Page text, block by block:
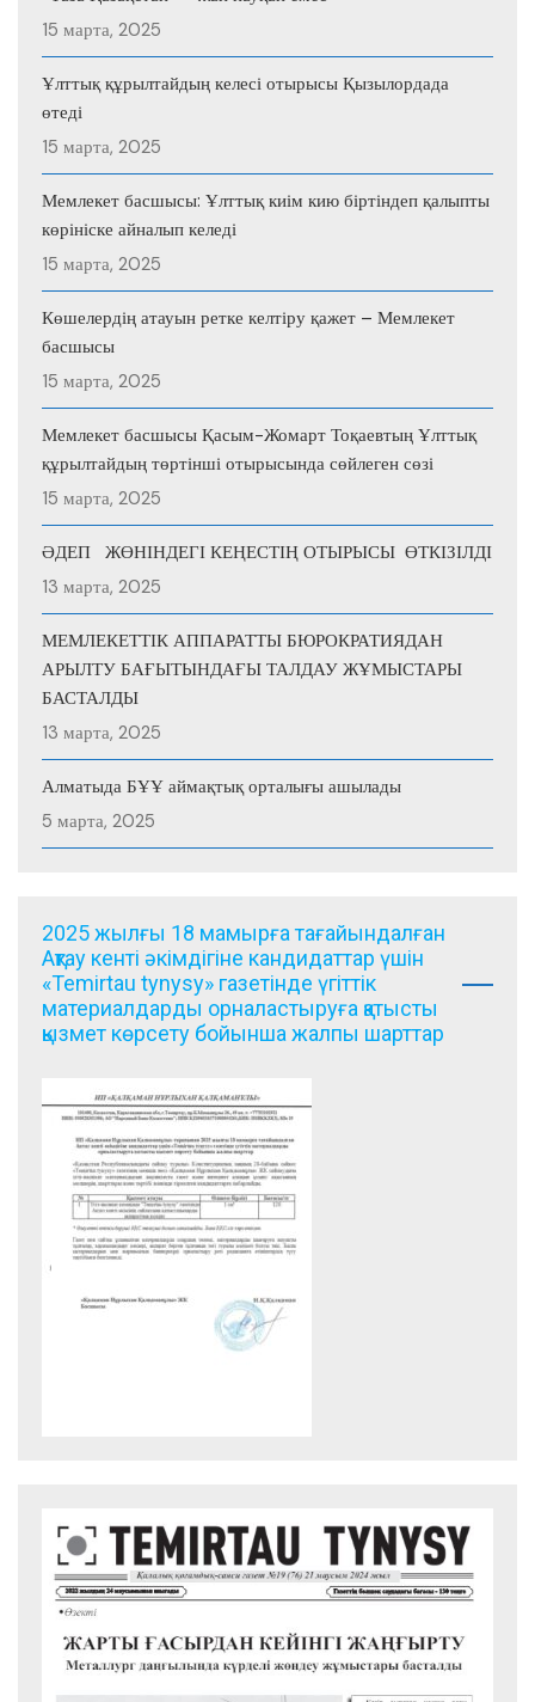
15 марта, 2025
Ұлттық құрылтайдың келесі отырысы Қызылордада
өтеді
15 марта, 2025
Мемлекет басшысы: Ұлттық киім кию біртіндеп қалыпты
көрініске айналып келеді
15 марта, 2025
Көшелердің атауын ретке келтіру қажет – Мемлекет
басшысы
15 марта, 2025
Мемлекет басшысы Қасым-Жомарт Тоқаевтың Ұлттық
құрылтайдың төртінші отырысында сөйлеген сөзі
15 марта, 2025
ӘДЕП ЖӨНІНДЕГІ КЕҢЕСТІҢ ОТЫРЫСЫ ӨТКІЗІЛДІ
13 марта, 2025
МЕМЛЕКЕТТІК АППАРАТТЫ БЮРОКРАТИЯДАН
АРЫЛТУ БАҒЫТЫНДАҒЫ ТАЛДАУ ЖҰМЫСТАРЫ
БАСТАЛДЫ
13 марта, 2025
Алматыда БҰҰ аймақтық орталығы ашылады
5 марта, 2025
2025 жылғы 18 мамырға тағайындалған
Ақтау кенті әкімдігіне кандидаттар үшін
«Temirtau tynysy» газетінде үгіттік
материалдарды орналастыруға қатысты
қызмет көрсету бойынша жалпы шарттар